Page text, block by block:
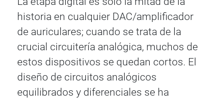
historia en cualquier DAC/amplificador
de auriculares; cuando se trata de la
crucial circuitería analógica, muchos de
estos dispositivos se quedan cortos. El
diseño de circuitos analógicos
equilibrados y diferenciales se ha